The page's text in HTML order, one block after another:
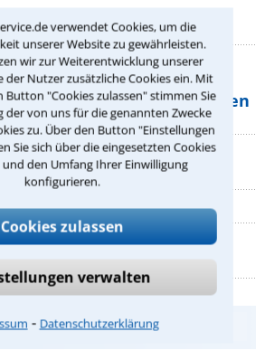
verwendet Cookies, um die
unserer Website zu gewährleisten.
wir zur Weiterentwicklung unserer
der Nutzer zusätzliche Cookies ein. Mit
Button "Cookies zulassen" stimmen Sie
der von uns für die genannten Zwecke
zu. Über den Button "Einstellungen
Sie sich über die eingesetzten Cookies
den Umfang Ihrer Einwilligung
konfigurieren.
Cookies zulassen
verwalten
⁃ Datenschutzerklärung
unserer Redaktion
Welche Rechte haben
Welche Rechte
zahlen?
die jeder
kennen sollte
Dein Rechtswissen